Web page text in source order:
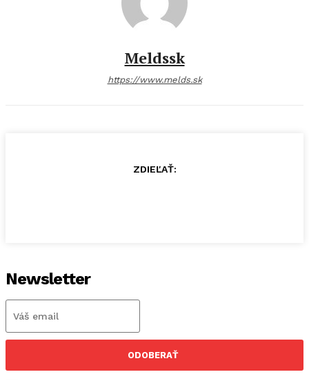
Meldssk
https://www.melds.sk
ZDIEĽAŤ:
Newsletter
ODOBERAŤ